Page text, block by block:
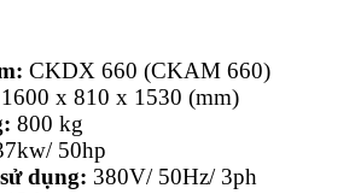
CKDX 660 (CKAM 660)
1600 x 810 x 1530 (mm)
800 kg
50hp
dụng: 380V/ 50Hz/ 3ph